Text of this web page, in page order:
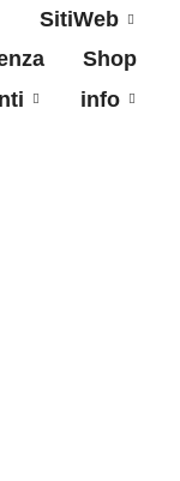
SitiWeb
Shop
info